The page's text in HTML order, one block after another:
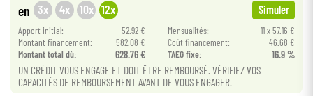
Ver nuestras marcas
en 3x 4x 10x 12x Simuler
Apport initial: 52.92 € Mensualités:
11 x 57.16 €
Montant financement:
582.08 € Coût financement:
46.68 €
Montant total dù:
628.76 € TAEG fixe: 16.9 %
UN CRÉDIT VOUS ENGAGE ET DOIT ÊTRE REMBOURSÉ. VÉRIFIEZ VOS
CAPACITÉS DE REMBOURSEMENT AVANT DE VOUS ENGAGER.